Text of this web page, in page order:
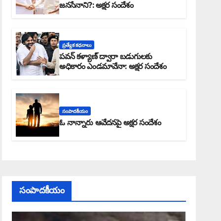
జనసేనాని?: అక్షర సందేశం
ప్రత్యేక కధనాలు
పవన్ కళ్యాణ్ ద్వారా బడుగులకు
అధికారం ఎండమావేనా: అక్షర సందేశం
సంపాదకీయం
ఓ నాన్నారు ఆవేదనపై అక్షర సందేశం
సంపాదకీయం